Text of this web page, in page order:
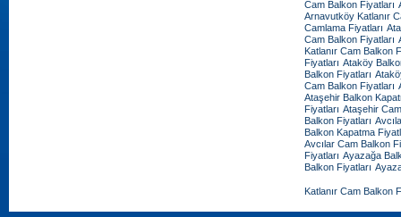
Cam Balkon Fiyatları
Arnavutköy Katlanır
Camlama Fiyatları
Cam Balkon Fiyatları
Katlanır Cam Balkon
Fiyatları Ataköy
Balkon Fiyatları
Cam Balkon Fiyatları
Ataşehir Balkon
Fiyatları Ataşehir
Balkon Fiyatları
Balkon Kapatma
Avcılar Cam Balkon
Fiyatları Ayazağa
Balkon Fiyatları
Katlanır Cam Balkon